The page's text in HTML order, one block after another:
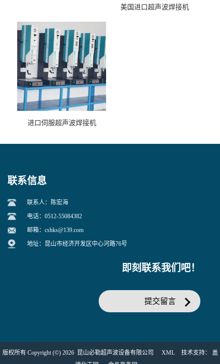
美国进口超声波焊接机
进口伺服超声波焊接机
联系信息
联系人：陈宏海
电话：0512-55084382
邮箱： cshks@139.com
地址：昆山市经济开发区中心河路76号
即刻联系我们吧！
提交留言
版权所有 Copyright (©) 2026 昆山必勒超声波设备有限公司 XML 技术支持： 盖